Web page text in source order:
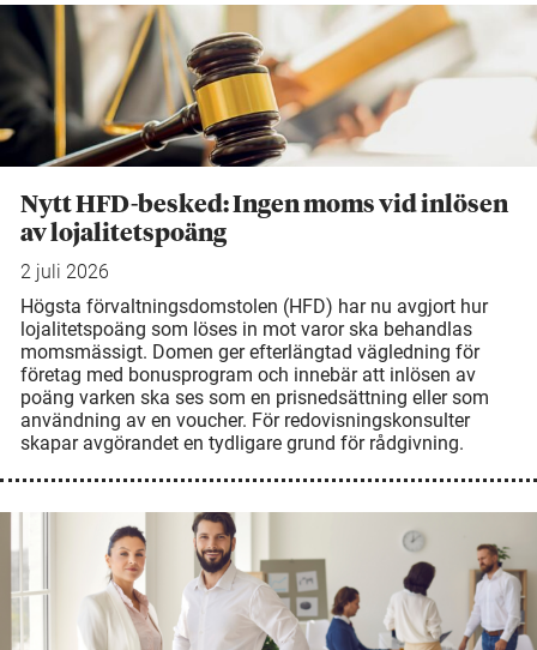
Nytt HFD-besked: Ingen moms vid inlösen
av lojalitetspoäng
2 juli 2026
Högsta förvaltningsdomstolen (HFD) har nu avgjort hur
lojalitetspoäng som löses in mot varor ska behandlas
momsmässigt. Domen ger efterlängtad vägledning för
företag med bonusprogram och innebär att inlösen av
poäng varken ska ses som en prisnedsättning eller som
användning av en voucher. För redovisningskonsulter
skapar avgörandet en tydligare grund för rådgivning.